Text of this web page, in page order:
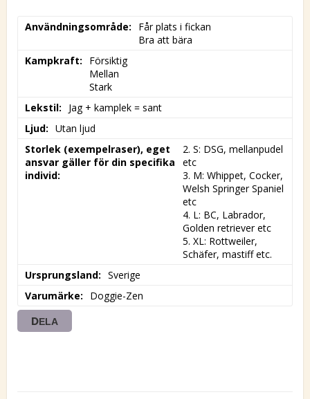
Användningsområde
Får plats i fickan
Bra att bära
Kampkraft
Försiktig
Mellan
Stark
Lekstil
Jag + kamplek = sant
Ljud
Utan ljud
Storlek (exempelraser), eget
ansvar gäller för din specifika
individ
2. S: DSG, mellanpudel
etc
3. M: Whippet, Cocker,
Welsh Springer Spaniel
etc
4. L: BC, Labrador,
Golden retriever etc
5. XL: Rottweiler,
Schäfer, mastiff etc.
Ursprungsland
Sverige
Varumärke
Doggie-Zen
DELA